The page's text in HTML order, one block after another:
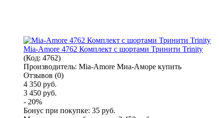
Mia-Amore 4762 Комплект с шортами Тринити Trinity
(Код: 4762)
Производитель: Mia-Amore Миа-Аморе купить
Отзывов (0)
4 350 руб.
3 450 руб.
- 20%
Бонус при покупке: 35 руб.